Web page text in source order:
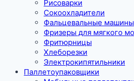
Рисоварки
Сокоохладители
Фальцевальные машины
Фризеры для мягкого
Фритюрницы
Хлеборезки
Электрокипятильники
Паллетоупаковщики